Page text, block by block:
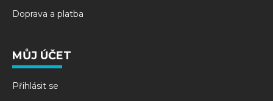
Doprava a platba
MŮJ ÚČET
Přihlásit se